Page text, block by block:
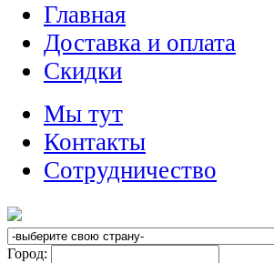
Главная
Доставка и оплата
Скидки
Мы тут
Контакты
Сотрудничество
Город: